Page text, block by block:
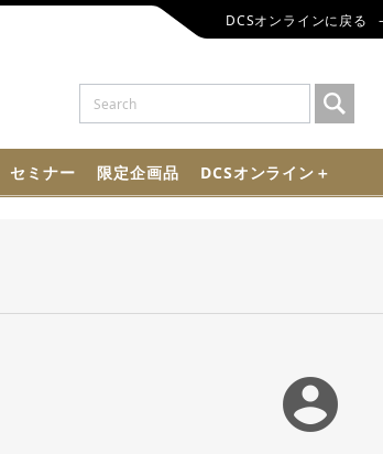
DCSオンラインに戻る
セミナー 限定企画品 DCSオンライン＋
account_circle